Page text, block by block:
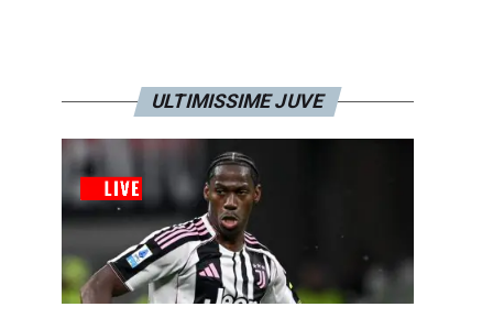
ULTIMISSIME JUVE